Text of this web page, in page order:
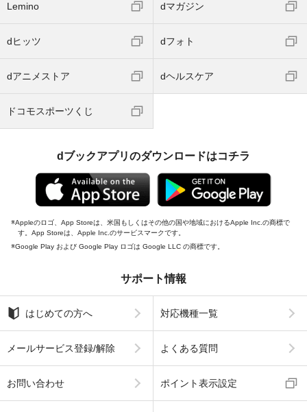
Lemino dマガジン
dヒッツ dフォト
dアニメストア dヘルスケア
ドコモスポーツくじ
dブックアプリのダウンロードはコチラ
Appleのロゴ、App Storeは、米国もしくはその他の国や地域におけるApple Inc.の商標で
す。App Storeは、Apple Inc.のサービスマークです。
Google Play および Google Play ロゴは Google LLC の商標です。
サポート情報
はじめての方へ 対応機種一覧
メールサービス登録/解除 よくある質問
お問い合わせ ポイント表示設定